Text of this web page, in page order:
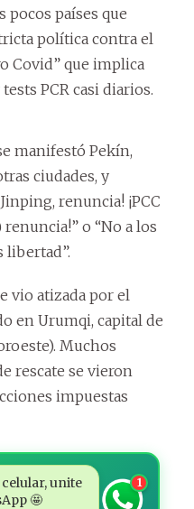
pocos países que
política contra el
Covid” que implica
PCR casi diarios.
manifestó Pekín,
ciudades, y
renuncia! ¡PCC
o “No a los
libertad”.
vio atizada por el
en Urumqi, capital de
Muchos
rescate se vieron
impuestas
unite
🤩
1